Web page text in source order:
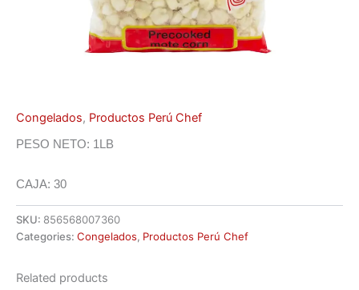
Congelados, Productos Perú Chef
PESO NETO: 1LB
CAJA: 30
SKU: 856568007360
Categories: Congelados, Productos Perú Chef
Related products